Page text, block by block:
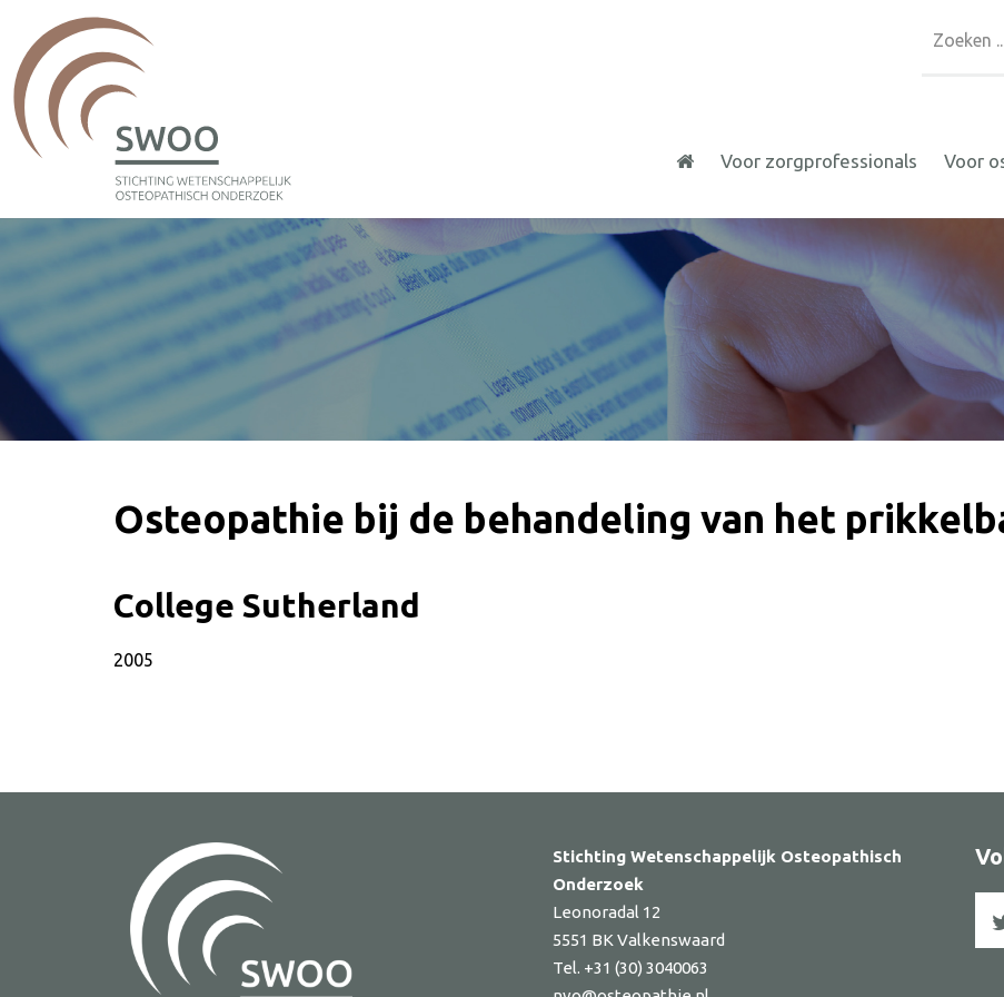
Voor zorgprofessionals Voor
SWOO literatuurzoeker
Osteopathie bij de behandeling van het
College Sutherland
2005
Stichting Wetenschappelijk Osteopathisch
Onderzoek
Leonoradal 12
5551 BK Valkenswaard
Tel. +31 (30) 3040063